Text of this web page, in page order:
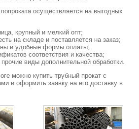
осуществляется на выгодных
крупный и мелкий опт;
на складе и поставляется на заказ;
и удобные формы оплаты;
соответствия и качества;
прочие виды дополнительной обработки.
можно купить трубный прокат с
и оформить заявку на его доставку в